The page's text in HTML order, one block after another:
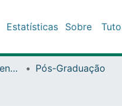
Estatísticas Sobre
Campus I - Departamento de Educação (DEDC) - Salvador
Pós-Graduação